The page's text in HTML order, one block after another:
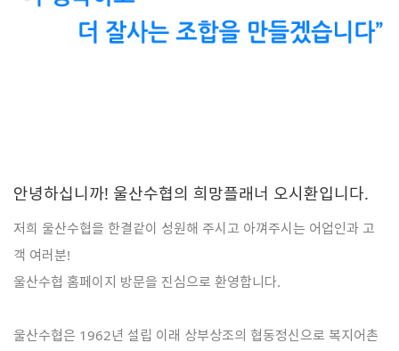
안녕하십니까! 울산수협의 희망플래너 오시환입니다.
저희 울산수협을 한결같이 성원해 주시고 아껴주시는 어업인과 고
객 여러분!
울산수협 홈페이지 방문을 진심으로 환영합니다.
울산수협은 1962년 설립 이래 상부상조의 협동정신으로 복지어촌